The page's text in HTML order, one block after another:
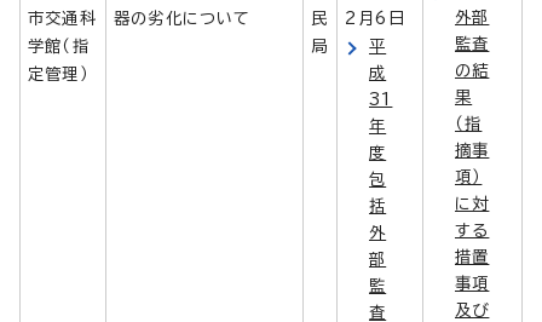
市交通科
学館（指
定管理）
器の劣化について
民
局
2月6日
平
成
31
年
度
包
括
外
部
監
査
外部
監査
の結
果
（指
摘事
項）
に対
する
措置
事項
及び